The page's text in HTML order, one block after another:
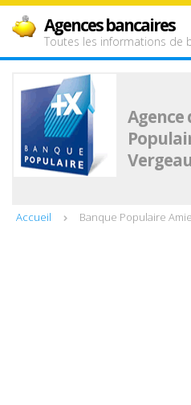
Agences bancaires
Toutes les informations de
Agence
Accueil Banque Populaire